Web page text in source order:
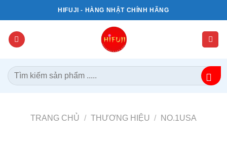
qua
dung
HIFUJI - HÀNG NHẬT CHÍNH HÃNG
Tìm
kiếm:
TRANG CHỦ / THƯƠNG HIỆU / NO.1USA